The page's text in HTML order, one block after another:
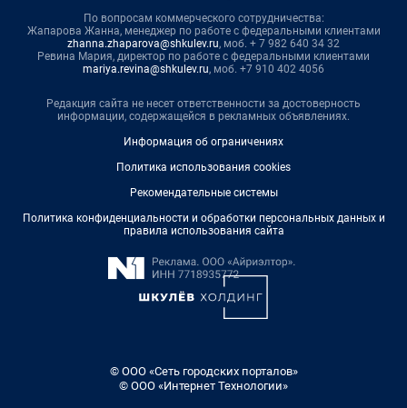
По вопросам коммерческого сотрудничества:
Жапарова Жанна, менеджер по работе с федеральными клиентами
zhanna.zhaparova@shkulev.ru, моб. + 7 982 640 34 32
Ревина Мария, директор по работе с федеральными клиентами
mariya.revina@shkulev.ru, моб. +7 910 402 4056
Редакция сайта не несет ответственности за достоверность
информации, содержащейся в рекламных объявлениях.
Информация об ограничениях
Политика использования cookies
Рекомендательные системы
Политика конфиденциальности и обработки персональных данных и
правила использования сайта
© ООО «Сеть городских порталов»
© ООО «Интернет Технологии»